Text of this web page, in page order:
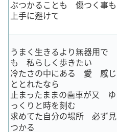
ぶつかることも 傷つく事も
上手に避けて
うまく生きるより無器用で
も 私らしく歩きたい
冷たさの中にある 愛 感じ
ととれたなら
止まったままの歯車が又 ゆ
っくりと時を刻む
求めてた自分の場所 必ず見
つかる